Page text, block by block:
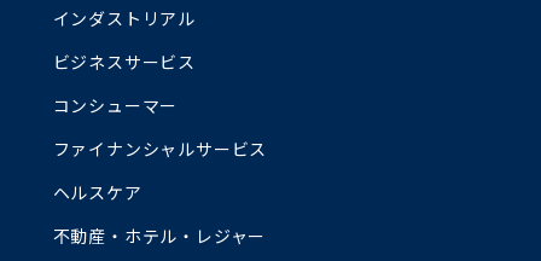
インダストリアル
ビジネスサービス
コンシューマー
ファイナンシャルサービス
ヘルスケア
不動産・ホテル・レジャー